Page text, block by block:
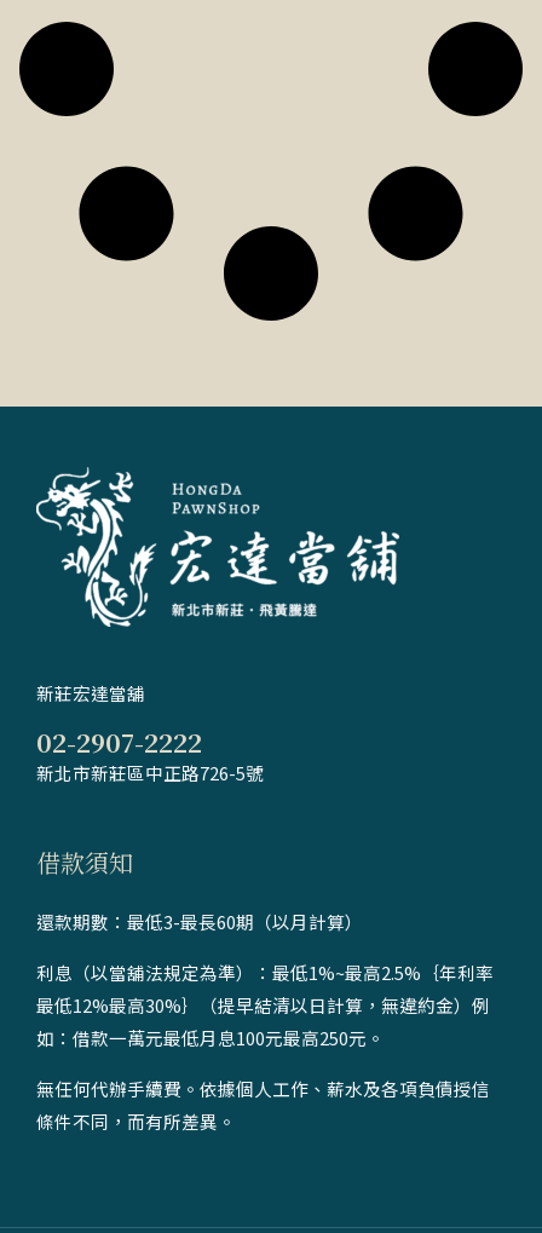
新莊宏達當舖
02-2907-2222
新北市新莊區中正路726-5號
借款須知
還款期數：最低3-最長60期（以月計算）
利息（以當舖法規定為準）：最低1%~最高2.5%｛年利率
最低12%最高30%｝（提早結清以日計算，無違約金）例
如：借款一萬元最低月息100元最高250元。
無任何代辦手續費。依據個人工作、薪水及各項負債授信
條件不同，而有所差異。